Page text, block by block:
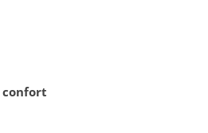
confort